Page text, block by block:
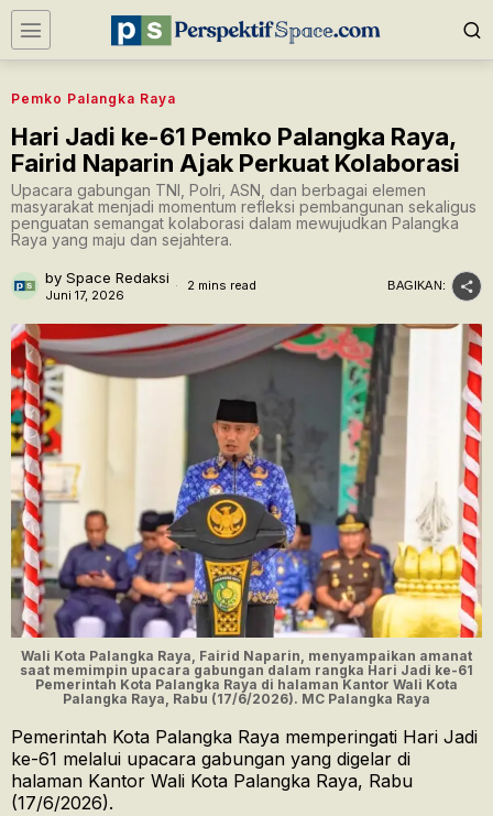
Pemko Palangka Raya
Hari Jadi ke-61 Pemko Palangka Raya,
Fairid Naparin Ajak Perkuat Kolaborasi
Upacara gabungan TNI, Polri, ASN, dan berbagai elemen
masyarakat menjadi momentum refleksi pembangunan sekaligus
penguatan semangat kolaborasi dalam mewujudkan Palangka
Raya yang maju dan sejahtera.
by Space Redaksi
Juni 17, 2026
2 mins read BAGIKAN:
Wali Kota Palangka Raya, Fairid Naparin, menyampaikan amanat
saat memimpin upacara gabungan dalam rangka Hari Jadi ke-61
Pemerintah Kota Palangka Raya di halaman Kantor Wali Kota
Palangka Raya, Rabu (17/6/2026). MC Palangka Raya
Pemerintah Kota Palangka Raya memperingati Hari Jadi
ke-61 melalui upacara gabungan yang digelar di
halaman Kantor Wali Kota Palangka Raya, Rabu
(17/6/2026).